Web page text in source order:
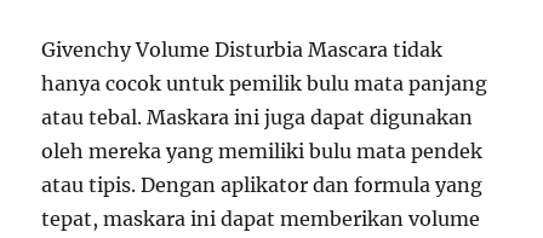
Givenchy Volume Disturbia Mascara tidak
hanya cocok untuk pemilik bulu mata panjang
atau tebal. Maskara ini juga dapat digunakan
oleh mereka yang memiliki bulu mata pendek
atau tipis. Dengan aplikator dan formula yang
tepat, maskara ini dapat memberikan volume